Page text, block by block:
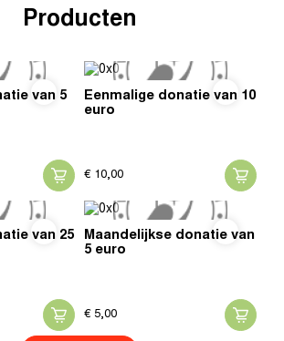
Producten
van 5
Eenmalige donatie van 10
euro
€ 10,00
van 25
Maandelijkse donatie van
5 euro
€ 5,00